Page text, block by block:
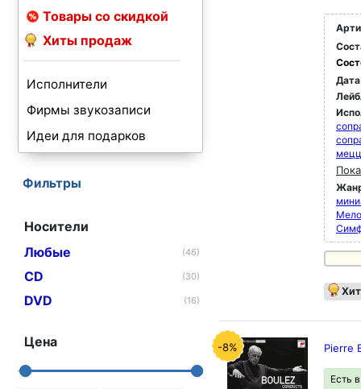
Товары со скидкой
Хиты продаж
Исполнители
Фирмы звукозаписи
Идеи для подарков
Фильтры
Носители
Любые
(46)
CD (30)
DVD (16)
Цена -8% Pierre
Есть